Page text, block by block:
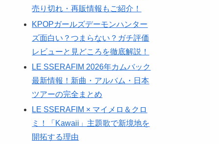
売り切れ・再販情報もご紹介！
KPOPガールズデーモンハンター
ズ面白い？つまらない？ガチ評価
レビューと見どころを徹底解説！
LE SSERAFIM 2026年カムバック
最新情報！新曲・アルバム・日本
ツアーの完全まとめ
LE SSERAFIM × マイメロ＆クロ
ミ！「Kawaii」主題歌で新境地を
開拓する理由